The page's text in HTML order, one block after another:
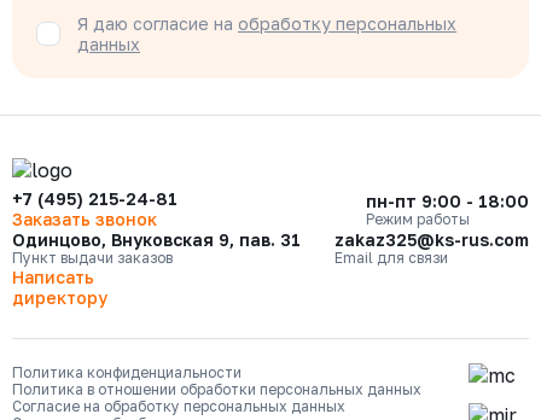
Я даю согласие на обработку персональных
данных
+7 (495) 215-24-81
Заказать звонок
пн-пт 9:00 - 18:00
Режим работы
Одинцово, Внуковская 9, пав. 31
Пункт выдачи заказов
zakaz325@ks-rus.com
Email для связи
Написать
директору
Политика конфиденциальности
Политика в отношении обработки персональных данных
Согласие на обработку персональных данных